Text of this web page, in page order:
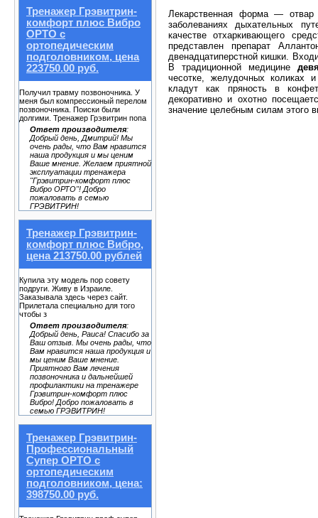
Тренажер Грэвитрин-
комфорт плюс Вибро
ОРТО с
ортопедическим
подголовником, цена
223750.00 руб.
Получил травму позвоночника. У
меня был компрессионый перелом
позвоночника. Поиски были
долгими. Тренажер Грэвитрин попа
Ответ производителя:
Добрый день, Дмитрий! Мы
очень рады, что Вам нравится
наша продукция и мы ценим
Ваше мнение. Желаем приятной
эксплуатации тренажера
"Грэвитрин-комфорт плюс
Вибро ОРТО"! Добро
пожаловать в семью
ГРЭВИТРИН!
Тренажер Грэвитрин-
комфорт плюс Вибро,
цена 213750.00 рублей
Купила эту модель пор совету
подруги. Живу в Израиле.
Заказывала здесь через сайт.
Прилетала специально для того
чтобы з
Ответ производителя:
Добрый день, Раиса! Спасибо за
Ваш отзыв. Мы очень рады, что
Вам нравится наша продукция и
мы ценим Ваше мнение.
Приятного Вам лечения
позвоночника и дальнейшей
профилактики на тренажере
Грэвитрин-комфорт плюс
Вибро! Добро пожаловать в
семью ГРЭВИТРИН!
Тренажер Грэвитрин-
Профессиональный
Супер ОРТО с
ортопедическим
подголовником, цена:
398750.00 руб.
Лекарственная форма — отвар
заболеваниях дыхательных
качестве отхаркивающего
представлен препарат
двенадцатиперстной кишки.
В традиционной медицине
чесотке, желудочных коликах
кладут как пряность в
декоративно и охотно
значение целебным силам этого